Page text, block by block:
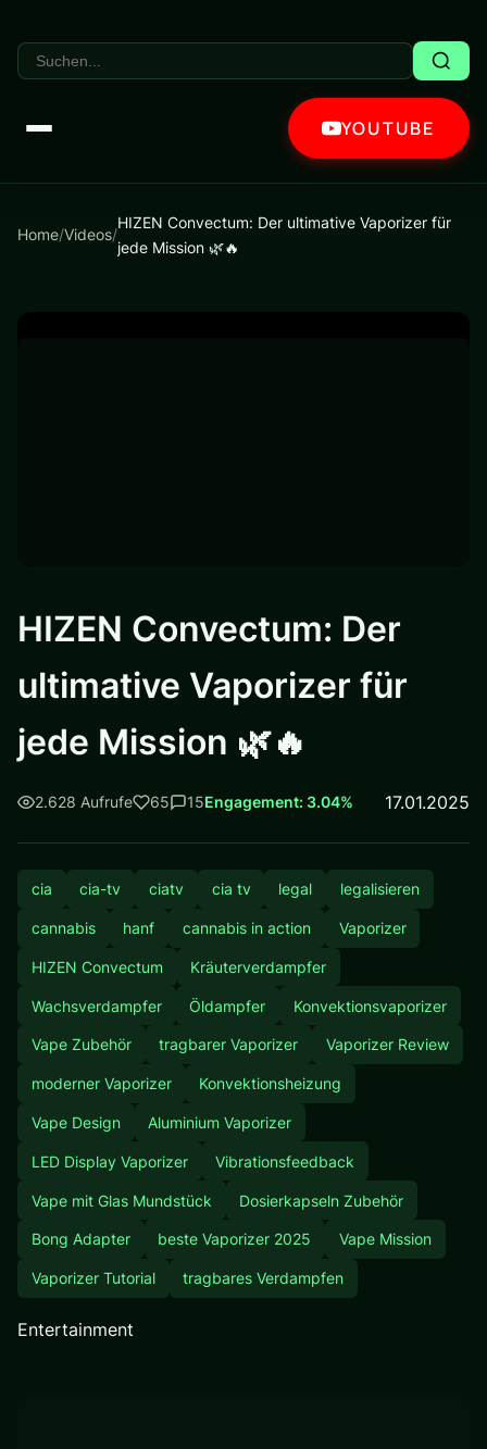
YOUTUBE
Home/Videos/
HIZEN Convectum: Der ultimative Vaporizer für
jede Mission 🌿🔥
HIZEN Convectum: Der
ultimative Vaporizer für
jede Mission 🌿🔥
2.628 Aufrufe 65 15Engagement: 3.04% 17.01.2025
cia cia-tv ciatv cia tv legal legalisieren
cannabis hanf cannabis in action Vaporizer
HIZEN Convectum Kräuterverdampfer
Wachsverdampfer Öldampfer Konvektionsvaporizer
Vape Zubehör tragbarer Vaporizer Vaporizer Review
moderner Vaporizer Konvektionsheizung
Vape Design Aluminium Vaporizer
LED Display Vaporizer Vibrationsfeedback
Vape mit Glas Mundstück Dosierkapseln Zubehör
Bong Adapter beste Vaporizer 2025 Vape Mission
Vaporizer Tutorial tragbares Verdampfen
Entertainment